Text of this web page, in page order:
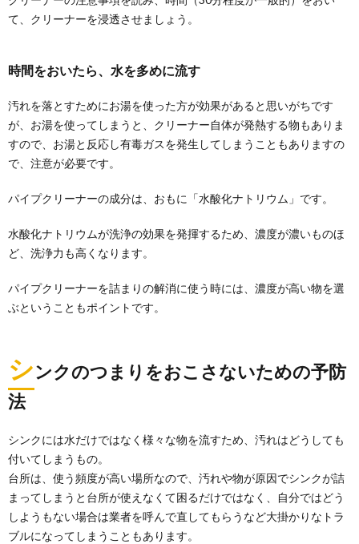
て、クリーナーを浸透させましょう。
時間をおいたら、水を多めに流す
汚れを落とすためにお湯を使った方が効果があると思いがちです
が、お湯を使ってしまうと、クリーナー自体が発熱する物もありま
すので、お湯と反応し有毒ガスを発生してしまうこともありますの
で、注意が必要です。
パイプクリーナーの成分は、おもに「水酸化ナトリウム」です。
水酸化ナトリウムが洗浄の効果を発揮するため、濃度が濃いものほ
ど、洗浄力も高くなります。
パイプクリーナーを詰まりの解消に使う時には、濃度が高い物を選
ぶということもポイントです。
シンクのつまりをおこさないための予防
法
シンクには水だけではなく様々な物を流すため、汚れはどうしても
付いてしまうもの。
台所は、使う頻度が高い場所なので、汚れや物が原因でシンクが詰
まってしまうと台所が使えなくて困るだけではなく、自分ではどう
しようもない場合は業者を呼んで直してもらうなど大掛かりなトラ
ブルになってしまうこともあります。